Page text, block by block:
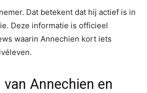
Dat betekent dat hij actief is in
Deze informatie is officieel
waarin Annechien kort iets
van Annechien en